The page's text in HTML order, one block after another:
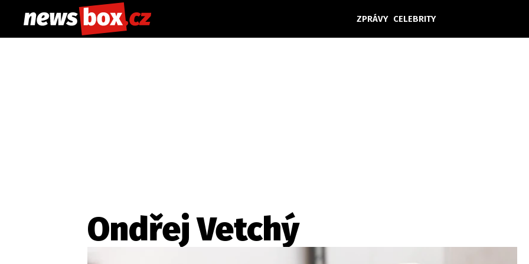
ZPRÁVY CELEBRITY
Etický kodex Kontakt Vydavatel Inzerce Osobní údaje / Cookies Volná místa
Ondřej Vetchý